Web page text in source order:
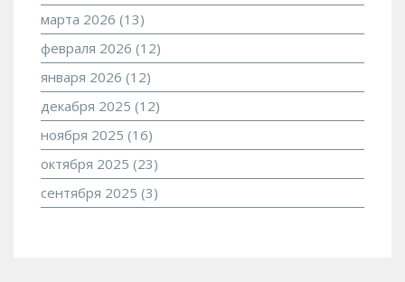
марта 2026 (13)
февраля 2026 (12)
января 2026 (12)
декабря 2025 (12)
ноября 2025 (16)
октября 2025 (23)
сентября 2025 (3)